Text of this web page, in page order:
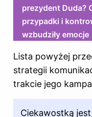
prezydent Duda?
przypadki i
wzbudziły emocje
Lista powyżej
strategii
trakcie jego
Ciekawostką